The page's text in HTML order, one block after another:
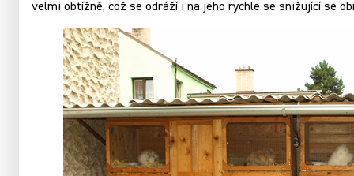
velmi obtížně, což se odráží i na jeho rychle se snižující se